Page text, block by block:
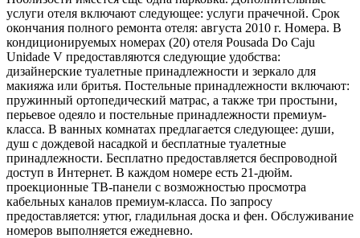
услуги отеля включают следующее: услуги прачечной. Срок
окончания полного ремонта отеля: августа 2010 г. Номера. В
кондиционируемых номерах (20) отеля Pousada Do Caju
Unidade V предоставляются следующие удобства:
дизайнерские туалетные принадлежности и зеркало для
макияжа или бритья. Постельные принадлежности включают:
пружинный ортопедический матрас, а также три простыни,
перьевое одеяло и постельные принадлежности премиум-
класса. В ванных комнатах предлагается следующее: души,
душ с дождевой насадкой и бесплатные туалетные
принадлежности. Бесплатно предоставляется беспроводной
доступ в Интернет. В каждом номере есть 21-дюйм.
проекционные ТВ-панели с возможностью просмотра
кабельных каналов премиум-класса. По запросу
предоставляется: утюг, гладильная доска и фен. Обслуживание
номеров выполняется ежедневно.